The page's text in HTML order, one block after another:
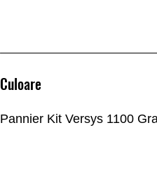
Culoare
Pannier Kit Versys 1100